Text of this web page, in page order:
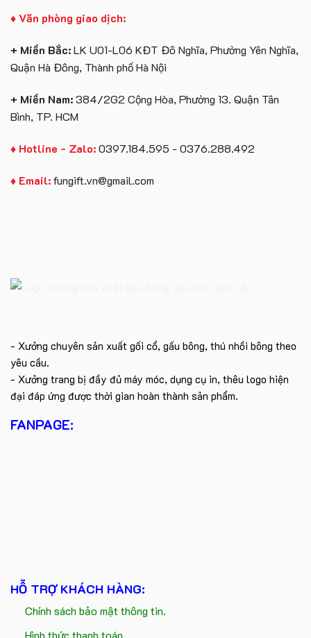
♦ Văn phòng giao dịch:
+ Miền Bắc:LK U01-L06 KĐT Đô Nghĩa, Phường Yên Nghĩa,
Quận Hà Đông, Thành phố Hà Nội
+ Miền Nam:384/2G2 Cộng Hòa, Phường 13. Quận Tân
Bình, TP. HCM
♦ Hotline - Zalo:0397.184.595 - 0376.288.492
♦ Email:fungift.vn@gmail.com
- Xưởng chuyên sản xuất gối cổ, gấu bông, thú nhồi bông theo
yêu cầu.
- Xưởng trang bị đầy đủ máy móc, dụng cụ in, thêu logo hiện
đại đáp ứng được thời gian hoàn thành sản phẩm.
FANPAGE:
HỖ TRỢ KHÁCH HÀNG:
Chính sách bảo mật thông tin.
Hình thức thanh toán.